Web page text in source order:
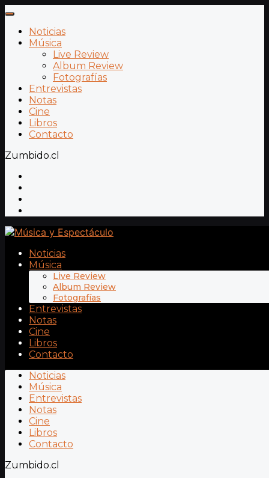
Noticias
Música
Live Review
Album Review
Fotografías
Entrevistas
Notas
Cine
Libros
Contacto
Zumbido.cl
Noticias
Música
Live Review
Album Review
Fotografías
Entrevistas
Notas
Cine
Libros
Contacto
Noticias
Música
Entrevistas
Notas
Cine
Libros
Contacto
Zumbido.cl